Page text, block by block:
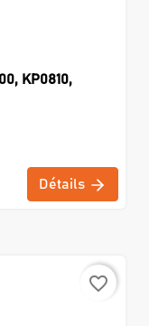
KP0810,
Détails
favorite_border